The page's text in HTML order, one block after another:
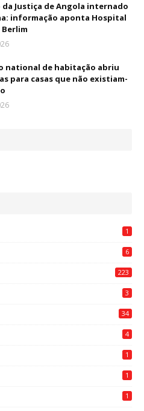
Justiça de Angola internado
informação aponta Hospital
national de habitação abriu
para casas que não existiam-
1
6
223
3
34
4
1
1
1